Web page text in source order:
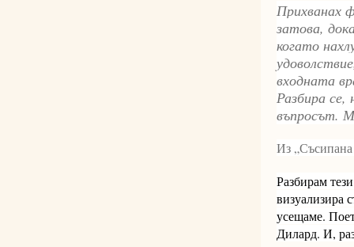
Прихванах
затова,
когато
входната
Разбира се,
въпросът.
Из
Разбирам
визуализира
усещаме.
Дилард. И,